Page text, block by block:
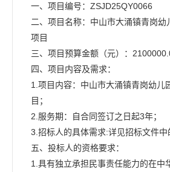
一、项目编号：ZSJD25QY0066
二、项目名称：中山市大涌镇青岗幼
项目
三、项目预算金额（元）：
四、项目内容及需求：
1.项目内容：中山市大涌镇青岗幼儿
目；
2.服务期：自合同签订之日起3年；
3.招标人的具体需求:详见招标文件中
五、投标人的资格要求：
1.具有独立承担民事责任能力的在中